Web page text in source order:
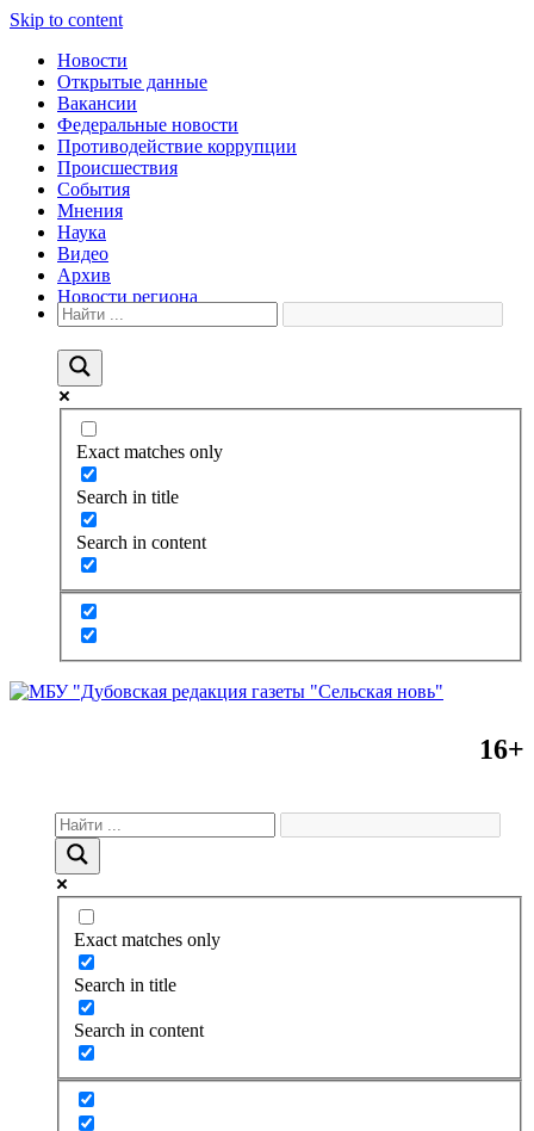
Skip to content
Новости
Открытые данные
Вакансии
Федеральные новости
Противодействие коррупции
Происшествия
События
Мнения
Наука
Видео
Архив
Новости региона
Exact matches only
Search in title
Search in content
16+
Exact matches only
Search in title
Search in content